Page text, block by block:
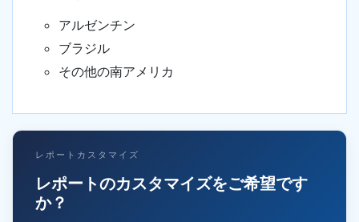
アルゼンチン
ブラジル
その他の南アメリカ
レポートカスタマイズ
レポートのカスタマイズをご希望です
か？